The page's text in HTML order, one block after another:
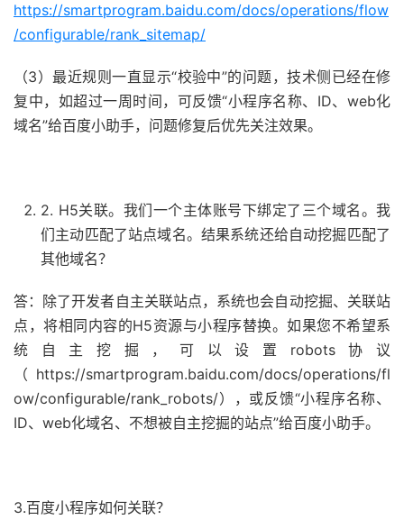
https://smartprogram.baidu.com/docs/operations/flow
/configurable/rank_sitemap/
（3）最近规则一直显示“校验中”的问题，技术侧已经在修
复中，如超过一周时间，可反馈“小程序名称、ID、web化
域名”给百度小助手，问题修复后优先关注效果。
2. H5关联。我们一个主体账号下绑定了三个域名。我
们主动匹配了站点域名。结果系统还给自动挖掘匹配了
其他域名？
答：除了开发者自主关联站点，系统也会自动挖掘、关联站
点，将相同内容的H5资源与小程序替换。如果您不希望系
统自主挖掘，可以设置robots协议
（https://smartprogram.baidu.com/docs/operations/fl
ow/configurable/rank_robots/），或反馈“小程序名称、
ID、web化域名、不想被自主挖掘的站点”给百度小助手。
3.百度小程序如何关联？